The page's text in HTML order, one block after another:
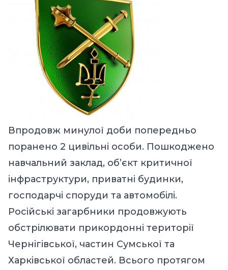
Впродовж минулої доби попередньо
поранено 2 цивільні особи. Пошкоджено
навчальний заклад, об’єкт критичної
інфраструктури, приватні будинки,
господарчі споруди та автомобілі.
Російські загарбники продовжують
обстрілювати прикордонні території
Чернігівської, частин Сумської та
Харківської областей. Всього протягом